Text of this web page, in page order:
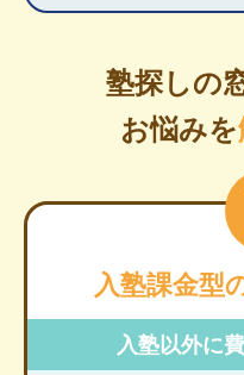
塾探しの
お悩みを
入塾課金型
入塾以外に